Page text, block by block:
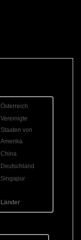
Österreich
Vereinigte
Staaten von
Amerika
China
Deutschland
Singapur
Länder